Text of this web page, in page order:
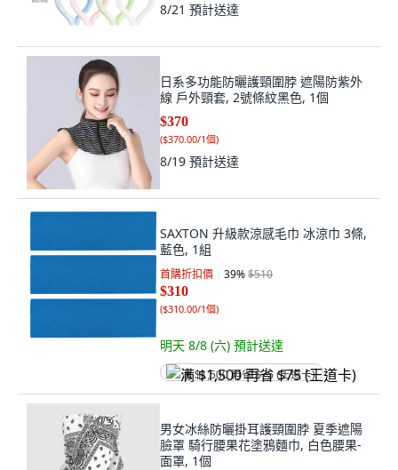
8/21 預計送達
日系多功能防曬護頸圍脖 遮陽防紫外
線 戶外頸套, 2號條紋黑色, 1個
$370
($370.00/1個)
8/19 預計送達
SAXTON 升級款涼感毛巾 冰涼巾 3條,
藍色, 1組
首購折扣價 39%$510
$310
($310.00/1個)
明天 8/8 (六) 預計送達
满 $1,500 再省 $75 (王道卡)
男女冰絲防曬掛耳護頸圍脖 夏季遮陽
臉罩 騎行腰果花塗鴉麵巾, 白色腰果-
面罩, 1個